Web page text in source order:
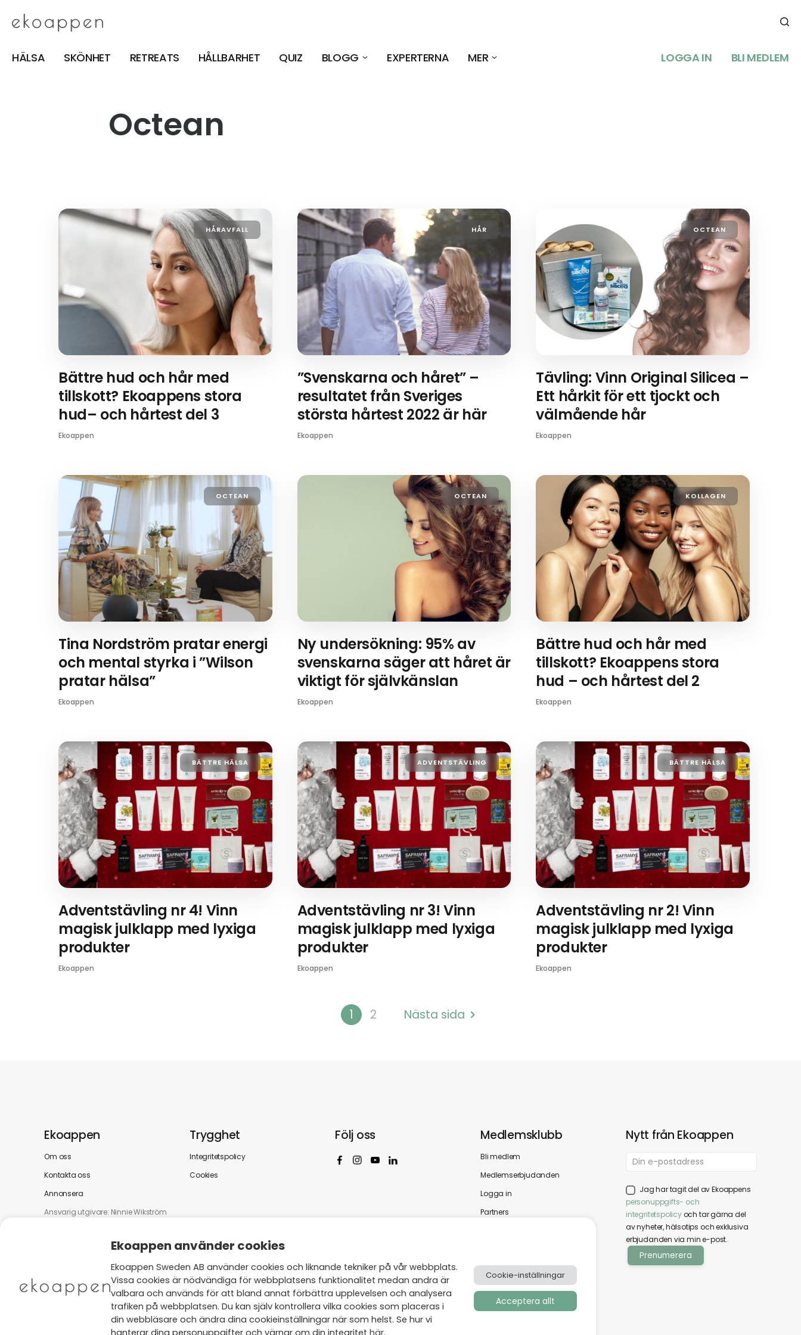
HÄLSA SKÖNHET RETREATS HÅLLBARHET QUIZ BLOGG EXPERTERNA MER LOGGA IN BLI MEDLEM
Octean
HÅRAVFALL
Bättre hud och hår med
tillskott? Ekoappens stora
hud– och hårtest del 3
Ekoappen
HÅR
”Svenskarna och håret” –
resultatet från Sveriges
största hårtest 2022 är här
Ekoappen
OCTEAN
Tävling: Vinn Original Silicea –
Ett hårkit för ett tjockt och
välmående hår
Ekoappen
OCTEAN
Tina Nordström pratar energi
och mental styrka i ”Wilson
pratar hälsa”
Ekoappen
OCTEAN
Ny undersökning: 95% av
svenskarna säger att håret är
viktigt för självkänslan
Ekoappen
KOLLAGEN
Bättre hud och hår med
tillskott? Ekoappens stora
hud – och hårtest del 2
Ekoappen
BÄTTRE HÄLSA
Adventstävling nr 4! Vinn
magisk julklapp med lyxiga
produkter
Ekoappen
ADVENTSTÄVLING
Adventstävling nr 3! Vinn
magisk julklapp med lyxiga
produkter
Ekoappen
BÄTTRE HÄLSA
Adventstävling nr 2! Vinn
magisk julklapp med lyxiga
produkter
Ekoappen
1 2 Nästa sida
Ekoappen
Om oss
Kontakta oss
Annonsera
Ansvarig utgivare: Ninnie Wikström
Trygghet
Integritetspolicy
Cookies
Följ oss Medlemsklubb
Bli medlem
Medlemserbjudanden
Logga in
Partners
Nytt från Ekoappen
Jag har tagit del av Ekoappens
personuppgifts- och
integritetspolicyoch tar gärna del
av nyheter, hälsotips och exklusiva
erbjudanden via min e-post.
Ekoappen använder cookies
Ekoappen Sweden AB använder cookies och liknande tekniker på vår webbplats.
Vissa cookies är nödvändiga för webbplatsens funktionalitet medan andra är
valbara och används för att bland annat förbättra upplevelsen och analysera
trafiken på webbplatsen. Du kan själv kontrollera vilka cookies som placeras i
din webbläsare och ändra dina cookieinställningar när som helst. Se hur vi
hanterar dina personuppgifter och värnar om din integritet här.
Cookie-inställningar
Acceptera allt